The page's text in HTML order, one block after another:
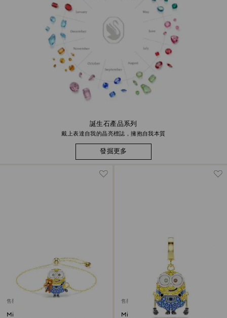
誕生石產品系列
戴上表達自我的晶亮標誌，擁抱自我本質
發掘更多
售罄
Minions Bob bracelet
售罄
Minions Bob charm